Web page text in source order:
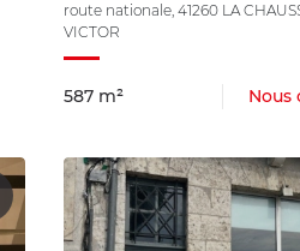
route nationale, 41260 LA
VICTOR
587 m² Nous